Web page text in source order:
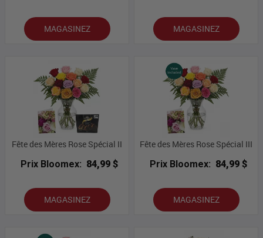
MAGASINEZ MAGASINEZ
Fête des Mères Rose Spécial II
Prix Bloomex: 84,99 $
MAGASINEZ
Fête des Mères Rose Spécial III
Prix Bloomex: 84,99 $
MAGASINEZ